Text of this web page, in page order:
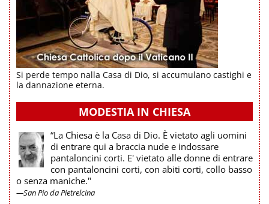
Si perde tempo nalla Casa di Dio, si accumulano castighi e
la dannazione eterna.
MODESTIA IN CHIESA
“La Chiesa è la Casa di Dio. È vietato agli uomini
di entrare qui a braccia nude e indossare
pantaloncini corti. E' vietato alle donne di entrare
con pantaloncini corti, con abiti corti, collo basso
o senza maniche."
—San Pio da Pietrelcina